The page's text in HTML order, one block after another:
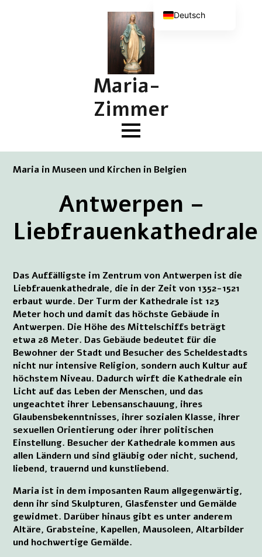
Maria-
Zimmer
Maria in Museen und Kirchen in Belgien
Antwerpen –
Liebfrauenkathedrale
Das Auffälligste im Zentrum von Antwerpen ist die
Liebfrauenkathedrale, die in der Zeit von 1352-1521
erbaut wurde. Der Turm der Kathedrale ist 123
Meter hoch und damit das höchste Gebäude in
Antwerpen. Die Höhe des Mittelschiffs beträgt
etwa 28 Meter. Das Gebäude bedeutet für die
Bewohner der Stadt und Besucher des Scheldestadts
nicht nur intensive Religion, sondern auch Kultur auf
höchstem Niveau. Dadurch wirft die Kathedrale ein
Licht auf das Leben der Menschen, und das
ungeachtet ihrer Lebensanschauung, ihres
Glaubensbekenntnisses, ihrer sozialen Klasse, ihrer
sexuellen Orientierung oder ihrer politischen
Einstellung. Besucher der Kathedrale kommen aus
allen Ländern und sind gläubig oder nicht, suchend,
liebend, trauernd und kunstliebend.
Maria ist in dem imposanten Raum allgegenwärtig,
denn ihr sind Skulpturen, Glasfenster und Gemälde
gewidmet. Darüber hinaus gibt es unter anderem
Altäre, Grabsteine, Kapellen, Mausoleen, Altarbilder
und hochwertige Gemälde.
Deutsch